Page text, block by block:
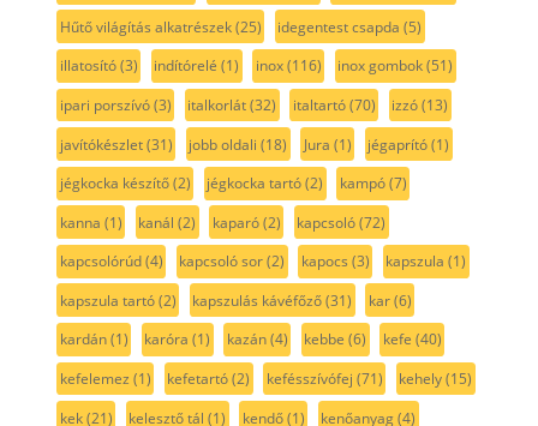
Hűtő világítás alkatrészek(25) idegentest csapda (5)
illatosító(3) indítórelé (1) inox(116) inox gombok(51)
ipari porszívó(3) italkorlát(32) italtartó(70) izzó(13)
javítókészlet(31) jobb oldali (18) Jura (1) jégaprító(1)
jégkocka készítő(2) jégkocka tartó(2) kampó(7)
kanna (1) kanál (2) kaparó(2) kapcsoló(72)
kapcsolórúd(4) kapcsoló sor(2) kapocs (3) kapszula (1)
kapszula tartó(2) kapszulás kávéfőző(31) kar(6)
kardán(1) karóra (1) kazán(4) kebbe (6) kefe (40)
kefelemez (1) kefetartó(2) kefésszívófej (71) kehely(15)
kek(21) kelesztő tál (1) kendő(1) kenőanyag(4)